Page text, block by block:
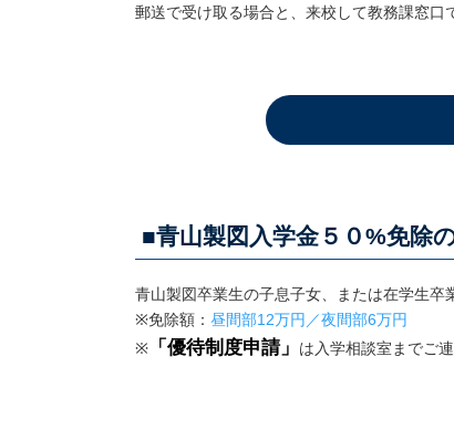
郵送で受け取る場合と、来校して教務課窓口
■青山製図入学金５０%免除
青山製図卒業生の子息子女、または在学生卒
※免除額： 昼間部12万円／夜間部6万円
※
「優待制度申請」 は入学相談室までご